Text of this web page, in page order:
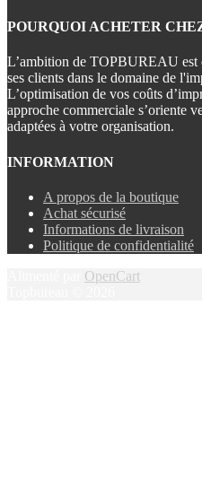
POURQUOI ACHETER
L’ambition de TOPBUREAU est
ses clients dans le domaine de
L’optimisation de vos coûts
approche commerciale s’oriente
adaptées à votre organisation.
INFORMATION
A propos de la boutique
Achat sécurisé
Informations de livraison
Politique de confidentialité
OpenCart